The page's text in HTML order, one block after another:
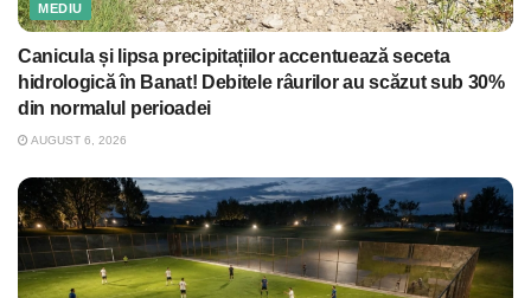
MEDIU
Canicula și lipsa precipitațiilor accentuează seceta
hidrologică în Banat! Debitele râurilor au scăzut sub 30%
din normalul perioadei
AUGUST 6, 2026